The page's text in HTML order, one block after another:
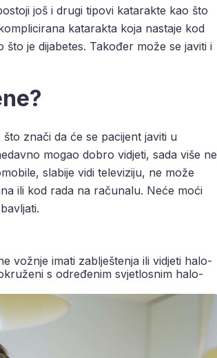
još i drugi tipovi katarakte kao što
katarakta koja nastaje kod
je dijabetes. Također može se javiti i
znači da će se pacijent javiti u
mogao dobro vidjeti, sada više ne
slabije vidi televiziju, ne može
ili kod rada na računalu. Neće moći
vožnje imati zablještenja ili vidjeti halo-
s određenim svjetlosnim halo-